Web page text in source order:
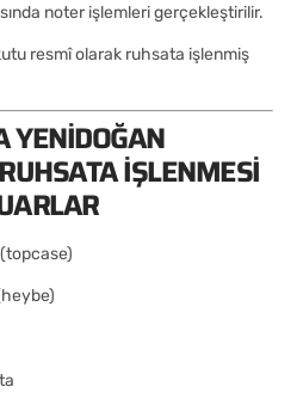
noter işlemleri gerçekleştirilir.
resmî olarak ruhsata işlenmiş
YENIDOĞAN
İŞLENMESI